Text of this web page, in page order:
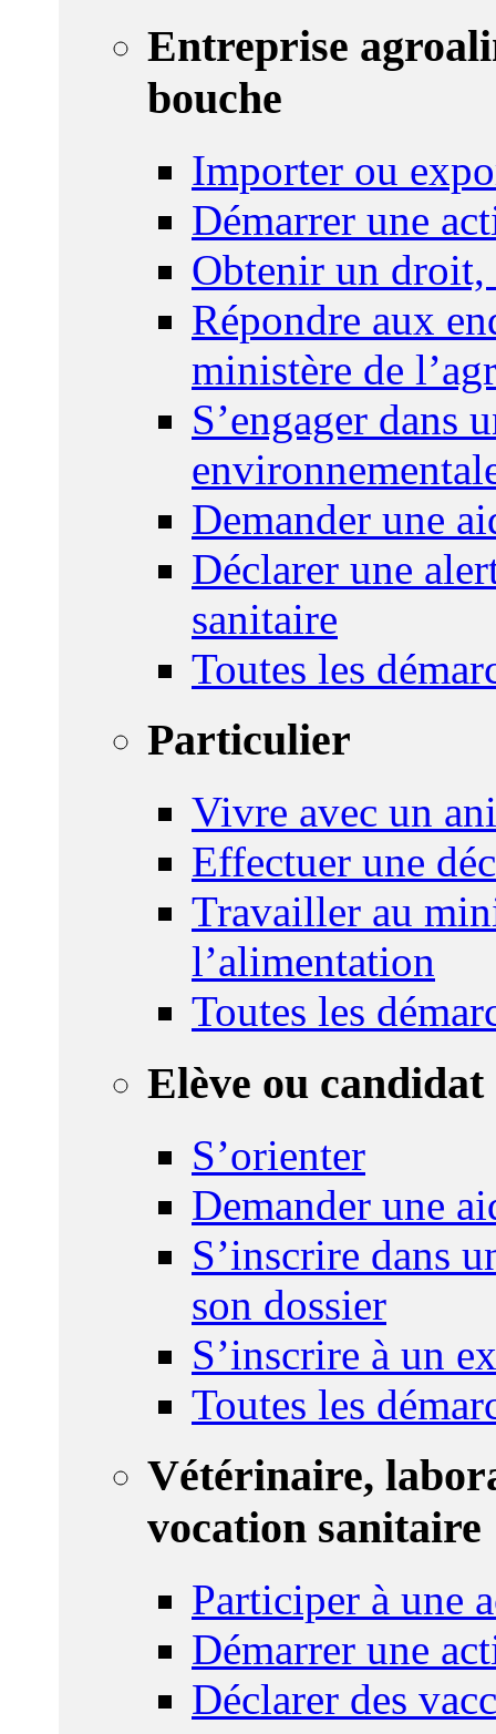
Entreprise
bouche
Importer ou
Démarrer une
Obtenir un droit,
Répondre aux
ministère de
S’engager dans
Demander une
Déclarer une
sanitaire
Toutes les
Particulier
Vivre avec un
Effectuer une
Travailler au
l’alimentation
Toutes les
Elève ou candidat
S’orienter
Demander une
S’inscrire dans
son dossier
S’inscrire à un
Toutes les
Vétérinaire,
vocation sanitaire
Participer à une
Démarrer une
Déclarer des